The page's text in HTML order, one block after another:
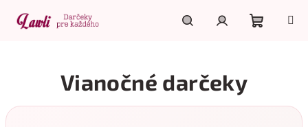
obsah
Vianočné darčeky